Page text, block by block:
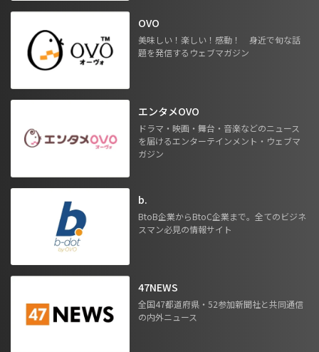
OVO
美味しい！楽しい！感動！ 身近で旬な話
題を発信するウェブマガジン
エンタメOVO
ドラマ・映画・舞台・音楽などのニュース
を届けるエンターテインメント・ウェブマ
ガジン
b.
BtoB企業からBtoC企業まで。全てのビジネ
スマン必見の情報サイト
47NEWS
全国47都道府県・52参加新聞社と共同通信
の内外ニュース